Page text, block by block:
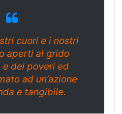
cuori e i nostri
aperti al grido
e dei poveri ed
ad un’azione
e tangibile.